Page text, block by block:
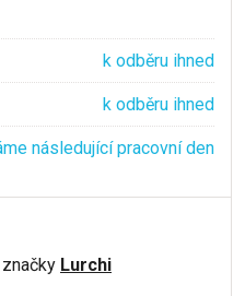
k odběru ihned
k odběru ihned
následující pracovní den
Lurchi